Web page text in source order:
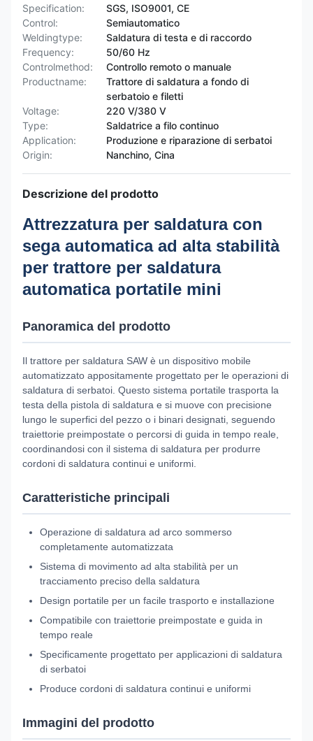
Specification:
SGS, ISO9001, CE
Control:
Semiautomatico
Weldingtype:
Saldatura di testa e di raccordo
Frequency:
50/60 Hz
Controlmethod:
Controllo remoto o manuale
Productname:
Trattore di saldatura a fondo di
serbatoio e filetti
Voltage:
220 V/380 V
Type:
Saldatrice a filo continuo
Application:
Produzione e riparazione di serbatoi
Origin:
Nanchino, Cina
Descrizione del prodotto
Attrezzatura per saldatura con
sega automatica ad alta stabilità
per trattore per saldatura
automatica portatile mini
Panoramica del prodotto
Il trattore per saldatura SAW è un dispositivo mobile
automatizzato appositamente progettato per le operazioni di
saldatura di serbatoi. Questo sistema portatile trasporta la
testa della pistola di saldatura e si muove con precisione
lungo le superfici del pezzo o i binari designati, seguendo
traiettorie preimpostate o percorsi di guida in tempo reale,
coordinandosi con il sistema di saldatura per produrre
cordoni di saldatura continui e uniformi.
Caratteristiche principali
Operazione di saldatura ad arco sommerso
completamente automatizzata
Sistema di movimento ad alta stabilità per un
tracciamento preciso della saldatura
Design portatile per un facile trasporto e installazione
Compatibile con traiettorie preimpostate e guida in
tempo reale
Specificamente progettato per applicazioni di saldatura
di serbatoi
Produce cordoni di saldatura continui e uniformi
Immagini del prodotto